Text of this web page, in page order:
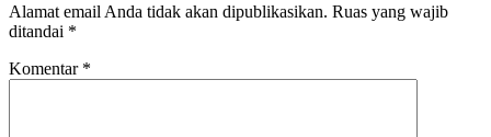
Alamat email Anda tidak akan dipublikasikan. Ruas yang wajib
ditandai *
Komentar *